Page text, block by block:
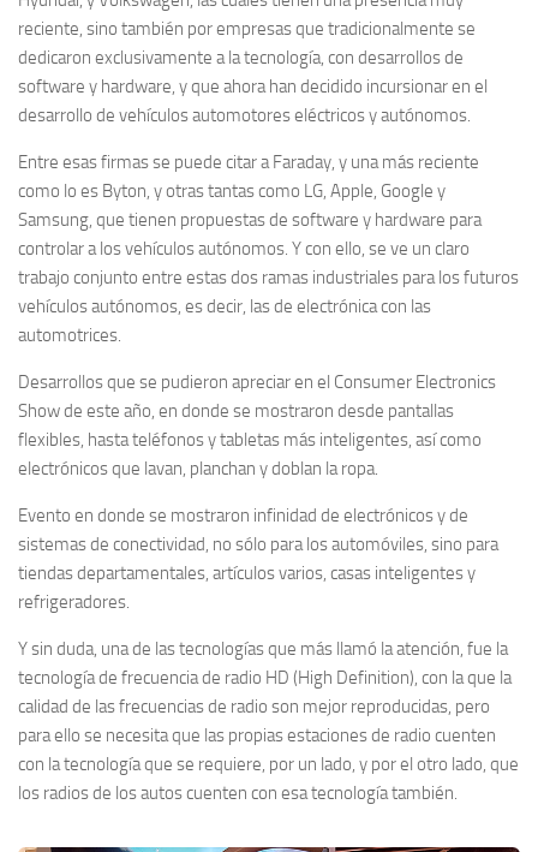
reciente, sino también por empresas que tradicionalmente se
dedicaron exclusivamente a la tecnología, con desarrollos de
software y hardware, y que ahora han decidido incursionar en el
desarrollo de vehículos automotores eléctricos y autónomos.
Entre esas firmas se puede citar a Faraday, y una más reciente
como lo es Byton, y otras tantas como LG, Apple, Google y
Samsung, que tienen propuestas de software y hardware para
controlar a los vehículos autónomos. Y con ello, se ve un claro
trabajo conjunto entre estas dos ramas industriales para los futuros
vehículos autónomos, es decir, las de electrónica con las
automotrices.
Desarrollos que se pudieron apreciar en el Consumer Electronics
Show de este año, en donde se mostraron desde pantallas
flexibles, hasta teléfonos y tabletas más inteligentes, así como
electrónicos que lavan, planchan y doblan la ropa.
Evento en donde se mostraron infinidad de electrónicos y de
sistemas de conectividad, no sólo para los automóviles, sino para
tiendas departamentales, artículos varios, casas inteligentes y
refrigeradores.
Y sin duda, una de las tecnologías que más llamó la atención, fue la
tecnología de frecuencia de radio HD (High Definition), con la que la
calidad de las frecuencias de radio son mejor reproducidas, pero
para ello se necesita que las propias estaciones de radio cuenten
con la tecnología que se requiere, por un lado, y por el otro lado, que
los radios de los autos cuenten con esa tecnología también.